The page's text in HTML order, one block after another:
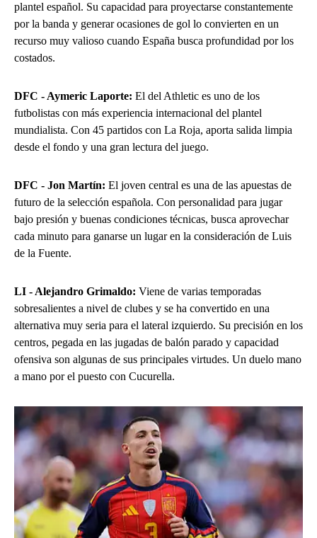
plantel español. Su capacidad para proyectarse constantemente
por la banda y generar ocasiones de gol lo convierten en un
recurso muy valioso cuando España busca profundidad por los
costados.
DFC - Aymeric Laporte: El del Athletic es uno de los
futbolistas con más experiencia internacional del plantel
mundialista. Con 45 partidos con La Roja, aporta salida limpia
desde el fondo y una gran lectura del juego.
DFC - Jon Martín: El joven central es una de las apuestas de
futuro de la selección española. Con personalidad para jugar
bajo presión y buenas condiciones técnicas, busca aprovechar
cada minuto para ganarse un lugar en la consideración de Luis
de la Fuente.
LI - Alejandro Grimaldo: Viene de varias temporadas
sobresalientes a nivel de clubes y se ha convertido en una
alternativa muy seria para el lateral izquierdo. Su precisión en los
centros, pegada en las jugadas de balón parado y capacidad
ofensiva son algunas de sus principales virtudes. Un duelo mano
a mano por el puesto con Cucurella.